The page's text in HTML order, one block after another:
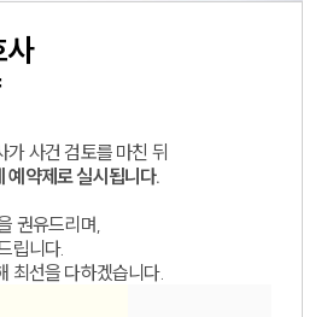
가 사건 검토를 마친 뒤
예약제로 실시됩니다.
권유드리며,
립니다.
최선을 다하겠습니다.